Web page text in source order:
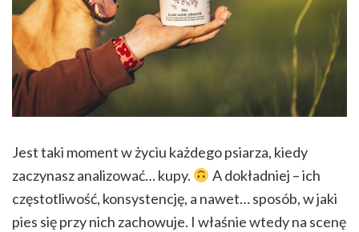
Jest taki moment w życiu każdego psiarza, kiedy
zaczynasz analizować… kupy.
A dokładniej – ich
częstotliwość, konsystencję, a nawet… sposób, w jaki
pies się przy nich zachowuje. I właśnie wtedy na scenę